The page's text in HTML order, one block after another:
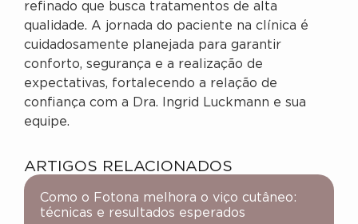
refinado que busca tratamentos de alta
qualidade. A jornada do paciente na clínica é
cuidadosamente planejada para garantir
conforto, segurança e a realização de
expectativas, fortalecendo a relação de
confiança com a Dra. Ingrid Luckmann e sua
equipe.
ARTIGOS RELACIONADOS
Como o Fotona melhora o viço cutâneo:
técnicas e resultados esperados